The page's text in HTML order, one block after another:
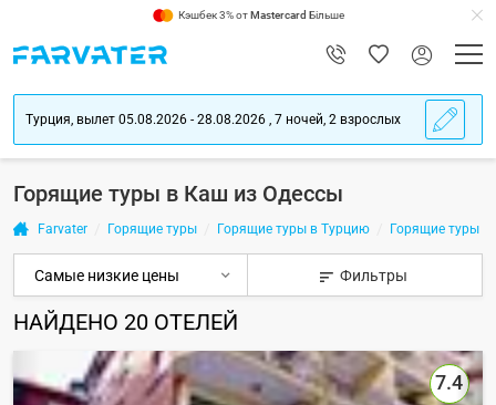
Кэшбек 3% отMastercard Більше
Турция, вылет 05.08.2026 - 28.08.2026 , 7 ночей, 2 взрослых
Горящие туры в Каш из Одессы
Farvater Горящие туры Горящие туры в Турцию Горящие туры
Фильтры
НАЙДЕНО 20 ОТЕЛЕЙ
7.4